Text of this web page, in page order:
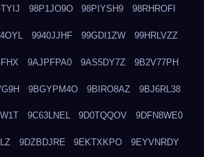
98P1JO9O 98PIYSH9 98RHROFI
9940JJHF 99GDI1ZW 99HRLVZZ
9AJPFPA0 9AS5DY7Z 9B2V77PH
9BGYPM4O 9BIRO8AZ 9BJ6RL38
9C63LNEL 9D0TQQOV 9DFN8WE0
9DZBDJRE 9EKTXKPO 9EYVNRDY